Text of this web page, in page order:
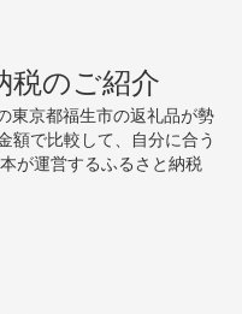
税のご紹介
東京都福生市の返礼品が勢
額で比較して、自分に合う
が運営するふるさと納税